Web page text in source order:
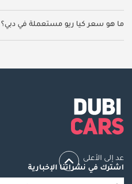
4 سيارة كيا ريو مستعملة متوفرة للبيع في دبي.
ما هو سعر كيا ريو مستعملة في دبي؟
يبدأ سعر سيارة كيا ريو مستعملة في دبي 23,500.
عد إلى الأعلى
اشترك في نشراتنا الإخبارية